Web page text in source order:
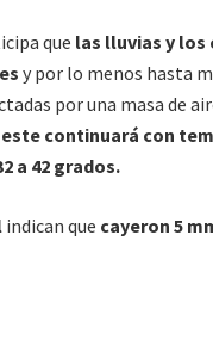
que las lluvias y los
y por lo menos hasta
por una masa de
continuará con
a 42 grados.
indican que cayeron 5